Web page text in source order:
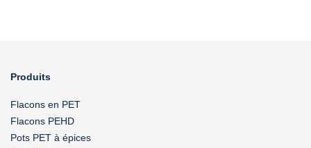
Produits
Flacons en PET
Flacons PEHD
Pots PET à épices